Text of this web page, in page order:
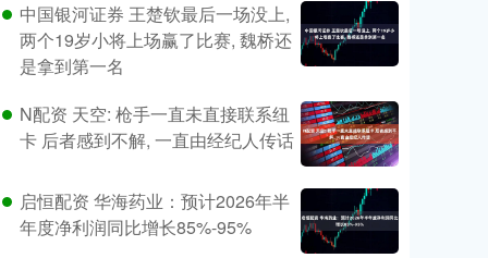
中国银河证券 王楚钦最后一场没上,
两个19岁小将上场赢了比赛, 魏桥还
是拿到第一名
N配资 天空: 枪手一直未直接联系纽
卡 后者感到不解, 一直由经纪人传话
启恒配资 华海药业：预计2026年半
年度净利润同比增长85%-95%